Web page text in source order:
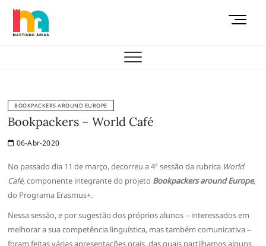
Skip
content
M
BOOKPACKERS AROUND EUROPE
Bookpackers – World Café
06-Abr-2020
No passado dia 11 de março, decorreu a 4ª sessão da rubrica World
Café,componente integrante do projeto Bookpackers around Europe,
do Programa Erasmus+.
Nessa sessão, e por sugestão dos próprios alunos – interessados em
melhorar a sua competência linguística, mas também comunicativa –
foram feitas várias apresentações orais, das quais partilhamos alguns